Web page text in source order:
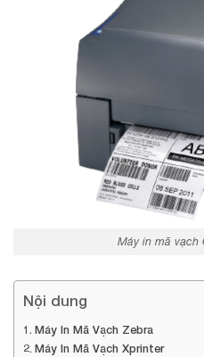
Máy in mã vạch
Nội dung
Máy In Mã Vạch Zebra
Máy In Mã Vạch Xprinter